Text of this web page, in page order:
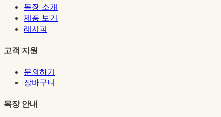
목장 소개
제품 보기
레시피
고객 지원
문의하기
장바구니
목장 안내